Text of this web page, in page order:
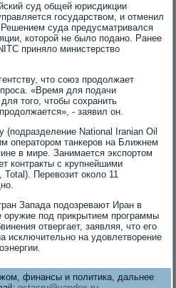
суд общей юрисдикции
государством, и отменил
суда предусматривался
которой не было подано. Ранее
приняло министерство
что союз продолжает
«Время для подачи
того, чтобы сохранить
- заявил он.
(подразделение National Iranian Oil
оператором танкеров на Ближнем
в мире. Занимается экспортом
контракты с крупнейшими
Перевозит около 11
Запада подозревают Иран в
оружие под прикрытием программы
отвергает, заявляя, что его
исключительно на удовлетворение
финансы и политика, дальнее